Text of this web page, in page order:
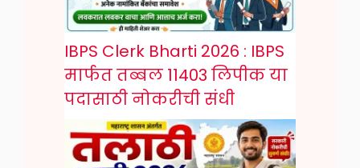
IBPS Clerk Bharti 2026 : IBPS
मार्फत तब्बल 11403 लिपीक या
पदासाठी नोकरीची संधी